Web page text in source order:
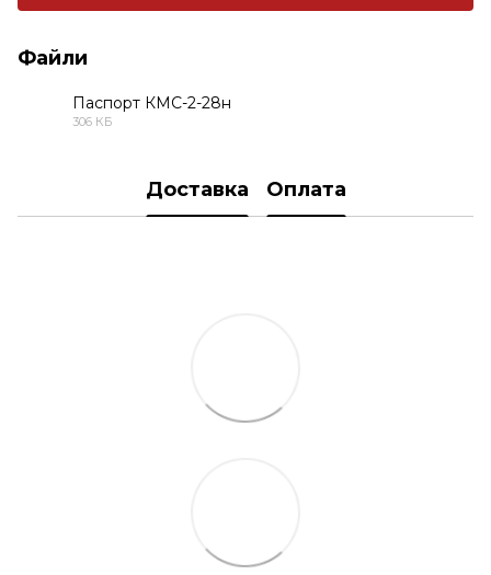
Файли
Паспорт КМС-2-28н
306 КБ
Доставка Оплата